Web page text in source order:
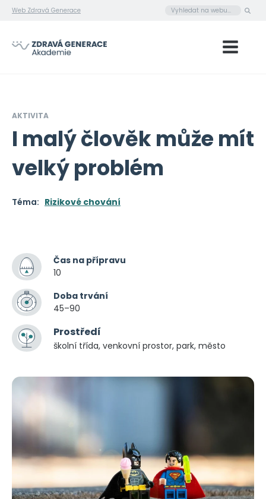
Web Zdravá Generace
AKTIVITA
I malý člověk může mít
velký problém
Téma: Rizikové chování
Čas na přípravu
10
Doba trvání
45–90
Prostředí
školní třída, venkovní prostor, park, město